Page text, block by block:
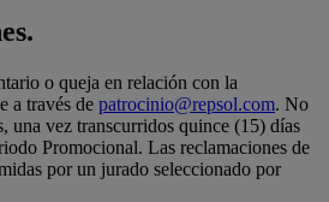
o queja en relación con la
a través de patrocinio@repsol.com. No
una vez transcurridos quince (15) días
Promocional. Las reclamaciones de
por un jurado seleccionado por